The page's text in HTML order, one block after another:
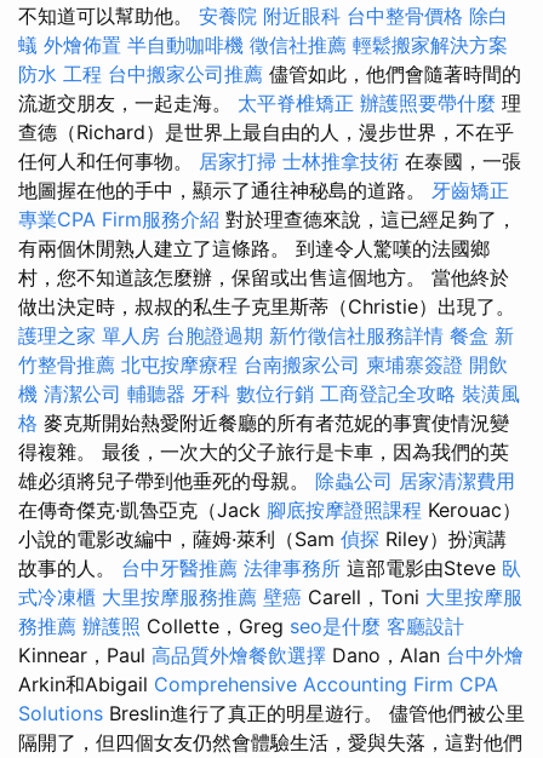
不知道可以幫助他。 安養院 附近眼科 台中整骨價格 除白
蟻 外燴佈置 半自動咖啡機 徵信社推薦 輕鬆搬家解決方案
防水 工程 台中搬家公司推薦 儘管如此，他們會隨著時間的
流逝交朋友，一起走海。 太平脊椎矯正 辦護照要帶什麼 理
查德（Richard）是世界上最自由的人，漫步世界，不在乎
任何人和任何事物。 居家打掃 士林推拿技術 在泰國，一張
地圖握在他的手中，顯示了通往神秘島的道路。 牙齒矯正
專業CPA Firm服務介紹 對於理查德來說，這已經足夠了，
有兩個休閒熟人建立了這條路。 到達令人驚嘆的法國鄉
村，您不知道該怎麼辦，保留或出售這個地方。 當他終於
做出決定時，叔叔的私生子克里斯蒂（Christie）出現了。
護理之家 單人房 台胞證過期 新竹徵信社服務詳情 餐盒 新
竹整骨推薦 北屯按摩療程 台南搬家公司 柬埔寨簽證 開飲
機 清潔公司 輔聽器 牙科 數位行銷 工商登記全攻略 裝潢風
格 麥克斯開始熱愛附近餐廳的所有者范妮的事實使情況變
得複雜。 最後，一次大的父子旅行是卡車，因為我們的英
雄必須將兒子帶到他垂死的母親。 除蟲公司 居家清潔費用
在傳奇傑克·凱魯亞克（Jack 腳底按摩證照課程 Kerouac）
小說的電影改編中，薩姆·萊利（Sam 偵探 Riley）扮演講
故事的人。 台中牙醫推薦 法律事務所 這部電影由Steve 臥
式冷凍櫃 大里按摩服務推薦 壁癌 Carell，Toni 大里按摩服
務推薦 辦護照 Collette，Greg seo是什麼 客廳設計
Kinnear，Paul 高品質外燴餐飲選擇 Dano，Alan 台中外燴
Arkin和Abigail Comprehensive Accounting Firm CPA
Solutions Breslin進行了真正的明星遊行。 儘管他們被公里
隔開了，但四個女友仍然會體驗生活，愛與失落，這對他們